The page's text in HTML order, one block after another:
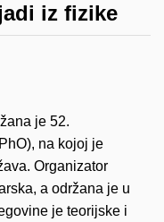
iz fizike
je 52.
na kojoj je
Organizator
a održana je u
je teorijske i